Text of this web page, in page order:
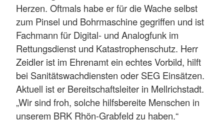
Herzen. Oftmals habe er für die Wache selbst
zum Pinsel und Bohrmaschine gegriffen und ist
Fachmann für Digital- und Analogfunk im
Rettungsdienst und Katastrophenschutz. Herr
Zeidler ist im Ehrenamt ein echtes Vorbild, hilft
bei Sanitätswachdiensten oder SEG Einsätzen.
Aktuell ist er Bereitschaftsleiter in Mellrichstadt.
„Wir sind froh, solche hilfsbereite Menschen in
unserem BRK Rhön-Grabfeld zu haben.“